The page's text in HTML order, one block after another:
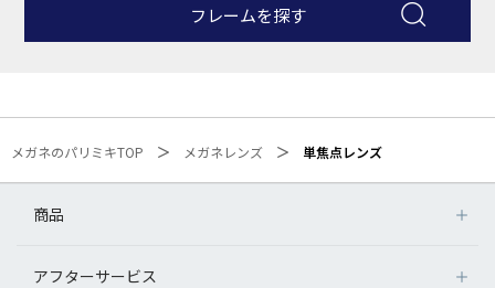
フレームを探す
メガネのパリミキTOP メガネレンズ 単焦点レンズ
商品
アフターサービス